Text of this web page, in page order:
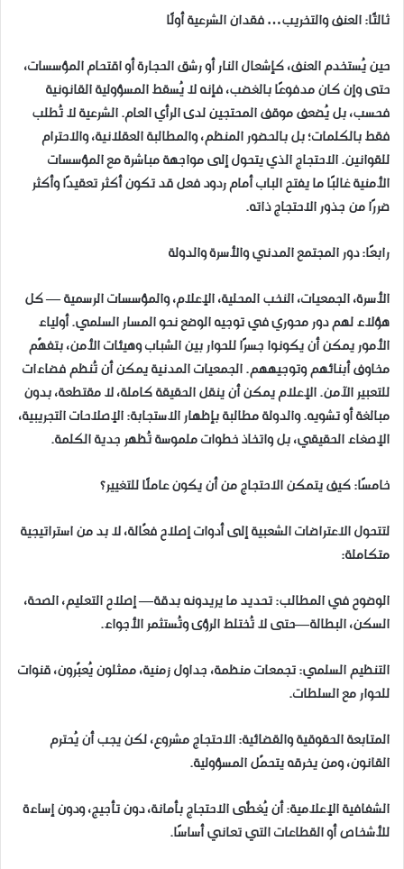
ثالثًا: العنف والتخريب… فقدان الشرعية أولًا
حين يُستخدم العنف، كإشعال النار أو رشق الحجارة أو اقتحام المؤسسات،
حتى وإن كان مدفوعًا بالغضب، فإنه لا يُسقط المسؤولية القانونية
فحسب، بل يُضعف موقف المحتجين لدى الرأي العام. الشرعية لا تُطلب
فقط بالكلمات؛ بل بالحضور المنظم، والمطالبة العقلانية، والاحترام
للقوانين. الاحتجاج الذي يتحول إلى مواجهة مباشرة مع المؤسسات
الأمنية غالبًا ما يفتح الباب أمام ردود فعل قد تكون أكثر تعقيدًا وأكثر
ضررًا من جذور الاحتجاج ذاته.
رابعًا: دور المجتمع المدني والأسرة والدولة
الأسرة، الجمعيات، النخب المحلية، الإعلام، والمؤسسات الرسمية — كل
هؤلاء لهم دور محوري في توجيه الوضع نحو المسار السلمي. أولياء
الأمور يمكن أن يكونوا جسرًا للحوار بين الشباب وهيئات الأمن، بتفهّم
مخاوف أبنائهم وتوجيههم. الجمعيات المدنية يمكن أن تُنظم فضاءات
للتعبير الآمن. الإعلام يمكن أن ينقل الحقيقة كاملة، لا مقتطعة، بدون
مبالغة أو تشويه. والدولة مطالبة بإظهار الاستجابة: الإصلاحات التجريبية،
الإصغاء الحقيقي، بل واتخاذ خطوات ملموسة تُظهر جدية الكلمة.
خامسًا: كيف يتمكن الاحتجاج من أن يكون عاملًا للتغيير؟
لتتحول الاعتراضات الشعبية إلى أدوات إصلاح فعّالة، لا بد من استراتيجية
متكاملة:
الوضوح في المطالب: تحديد ما يريدونه بدقة— إصلاح التعليم، الصحة،
السكن، البطالة—حتى لا تُختلط الرؤى وتُستثمر الأجواء.
التنظيم السلمي: تجمعات منظمة، جداول زمنية، ممثلون يُعبّرون، قنوات
للحوار مع السلطات.
المتابعة الحقوقية والقضائية: الاحتجاج مشروع، لكن يجب أن يُحترم
القانون، ومن يخرقه يتحمّل المسؤولية.
الشفافية الإعلامية: أن يُغطَّى الاحتجاج بأمانة، دون تأجيج، ودون إساءة
للأشخاص أو القطاعات التي تعاني أساسًا.